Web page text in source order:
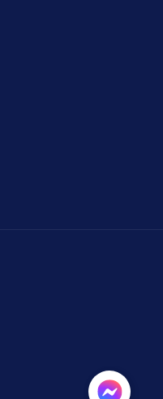
paiement